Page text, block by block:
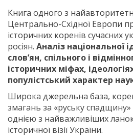
Книга одного з
Центрально-Східної Европи
історичних коренів сучасних
росіян. Аналіз національної
слов’ян, спільного і
історичних міфах,
популістський характер
Широка джерельна база,
змагань за «руську
однією з найважливіших
історичної візії України.